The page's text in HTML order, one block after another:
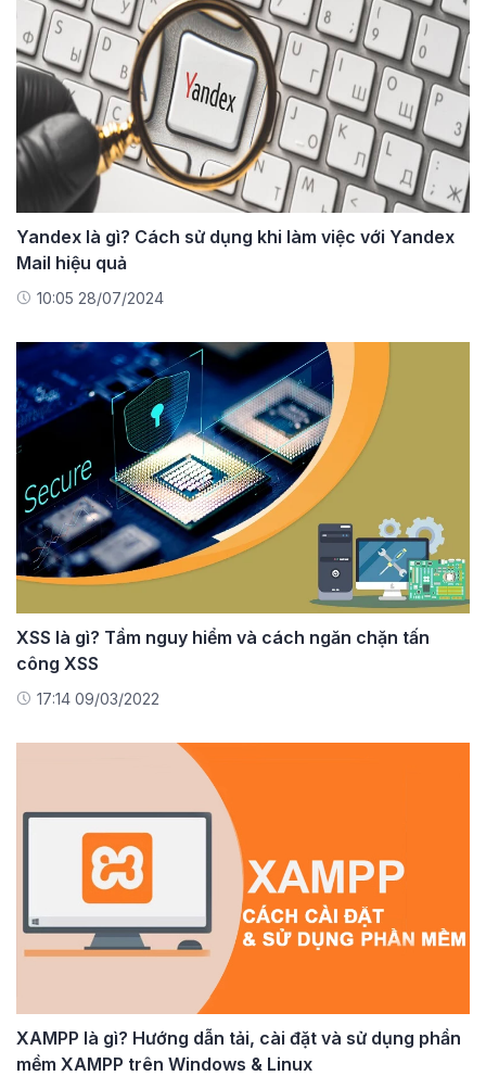
Yandex là gì? Cách sử dụng khi làm việc với Yandex
Mail hiệu quả
10:05 28/07/2024
XSS là gì? Tầm nguy hiểm và cách ngăn chặn tấn
công XSS
17:14 09/03/2022
XAMPP là gì? Hướng dẫn tải, cài đặt và sử dụng phần
mềm XAMPP trên Windows & Linux